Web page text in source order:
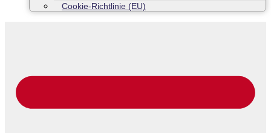
Cookie-Richtlinie (EU)